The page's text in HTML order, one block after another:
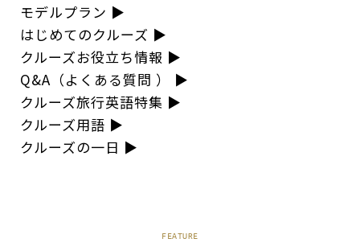
モデルプラン ▶︎
はじめてのクルーズ ▶︎
クルーズお役立ち情報 ▶︎
Q&A（よくある質問 ）
▶︎
クルーズ旅行英語特集 ▶︎
クルーズ用語 ▶︎
クルーズの一日 ▶︎
FEATURE